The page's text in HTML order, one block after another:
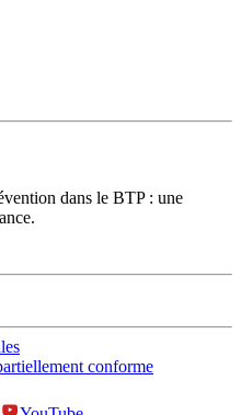
dans le BTP : une
conforme